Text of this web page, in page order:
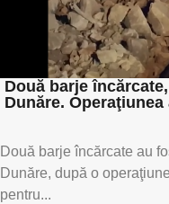
textul
Două barje
Dunăre. Operaţiunea
Două barje încărcate au
Dunăre, după o
pentru...